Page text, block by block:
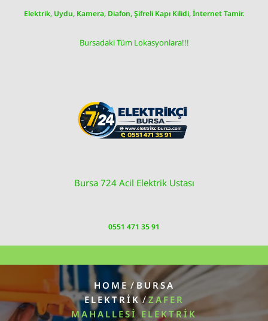
Elektrik, Uydu, Kamera, Diafon, Şifreli Kapı Kilidi, İnternet Tamir.
Bursadaki Tüm Lokasyonlara!!!
Bursa 724 Acil Elektrik Ustası
0551 471 35 91
HOME/BURSA
ELEKTRIK/ZAFER
MAHALLESI ELEKTRIK